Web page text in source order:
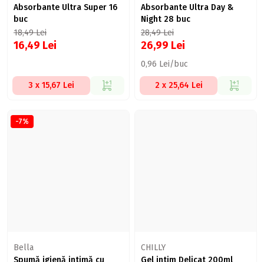
Absorbante Ultra Super 16
buc
18,49Lei
16,49 Lei
3 x 15,67 Lei
Absorbante Ultra Day &
Night 28 buc
28,49Lei
26,99 Lei
0,96 Lei/buc
2 x 25,64 Lei
-7%
Bella
Spumă igienă intimă cu
CHILLY
Gel intim Delicat 200ml